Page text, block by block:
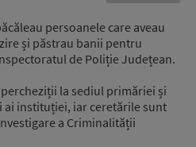
persoanele care aveau
și păstrau banii pentru
de Poliție Județean.
la sediul primăriei și
instituției, iar ceretările sunt
a Criminalității